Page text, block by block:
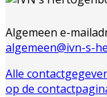
Algemeen e-
algemeen@ivn-s-
Alle
op de